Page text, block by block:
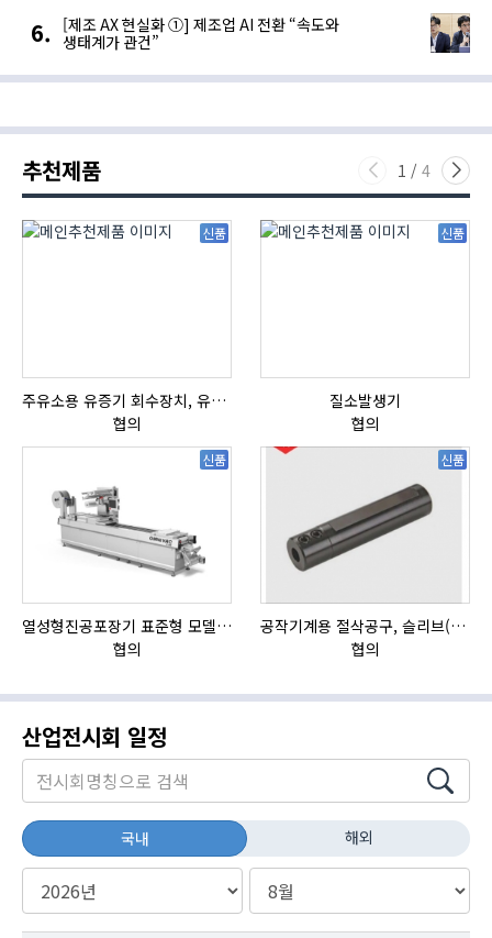
[제조 AX 현실화 ①] 제조업 AI 전환 “속도와
생태계가 관건”
추천제품 1 / 4
신품
주유소용 유증기 회수장치, 유증기 회수장치, 방폭형, 방폭형 유증기 회수장치
협의
신품
질소발생기
협의
신품
열성형진공포장기 표준형 모델 OMNIVAC S-200
협의
신품
공작기계용 절삭공구, 슬리브(SLEEVE)
협의
산업전시회 일정
국내 해외